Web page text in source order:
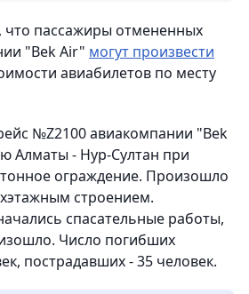
пассажиры отмененных
"Bek Air" могут произвести
авиабилетов по месту
№Z2100 авиакомпании "Bek
Алматы - Нур-Султан при
ограждение. Произошло
строением.
спасательные работы,
Число погибших
пострадавших - 35 человек.